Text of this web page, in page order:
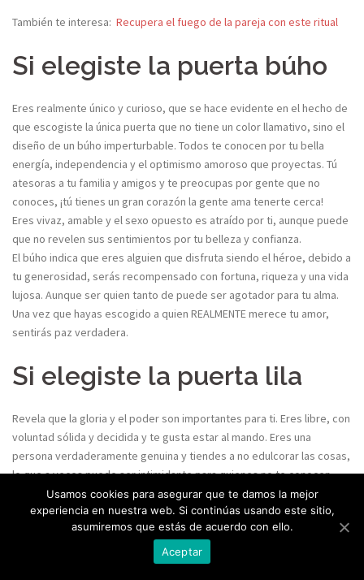
También te interesa: Recupera el fuego de la pareja con este ritual
Si elegiste la puerta búho
Eres realmente único y curioso, que se hace evidente en el hecho de
que escogiste la única puerta que no tiene un color llamativo, sino el
diseño de un búho imperturbable. Todos te conocen por tu bella
energía, independencia y el optimismo amoroso que proyectas. Tú
atesoras a tu familia y amigos y te preocupas por gente que no
conoces, ¡tú tienes un gran corazón la gente ama tenerte cerca!
Eres vivaz, amable y el sexo opuesto es atraído por ti, aunque puede
que no revelen sus sentimientos por tu belleza y confianza.
El búho indica que eres alguien que disfruta siendo el héroe, debido a
tu generosidad, serás recompensado con fortuna, riqueza y una vida
lujosa. Aunque ser quien tanto de puede ser agotador para tu alma.
Una vez que hayas escogido a quien REALMENTE merece tu amor,
sentirás paz verdadera.
Si elegiste la puerta lila
Revela que la gloria y el poder son importantes para ti. Eres libre, con
voluntad sólida y decidida y te gusta estar al mando. Eres una
persona verdaderamente genuina y tiendes a no edulcorar las cosas,
lo que a veces puede ser intimidante para quienes no te conocen.
¡Pero también tienes un corazón amable y eres muy cercano a unos
pocos en tu vida que sabes que valen tu tiempo y amor!
Eres fuerte, misterios@ y sensual… ¡lo tienes todo! En la vida eres
confiado y cosas buenas hay en tu futuro porque trabajaste duro y
siempre seguiste las reglas. Aun cuando las cosas se ponen duras,
Usamos cookies para asegurar que te damos la mejor
experiencia en nuestra web. Si continúas usando este sitio,
asumiremos que estás de acuerdo con ello.
Aceptar